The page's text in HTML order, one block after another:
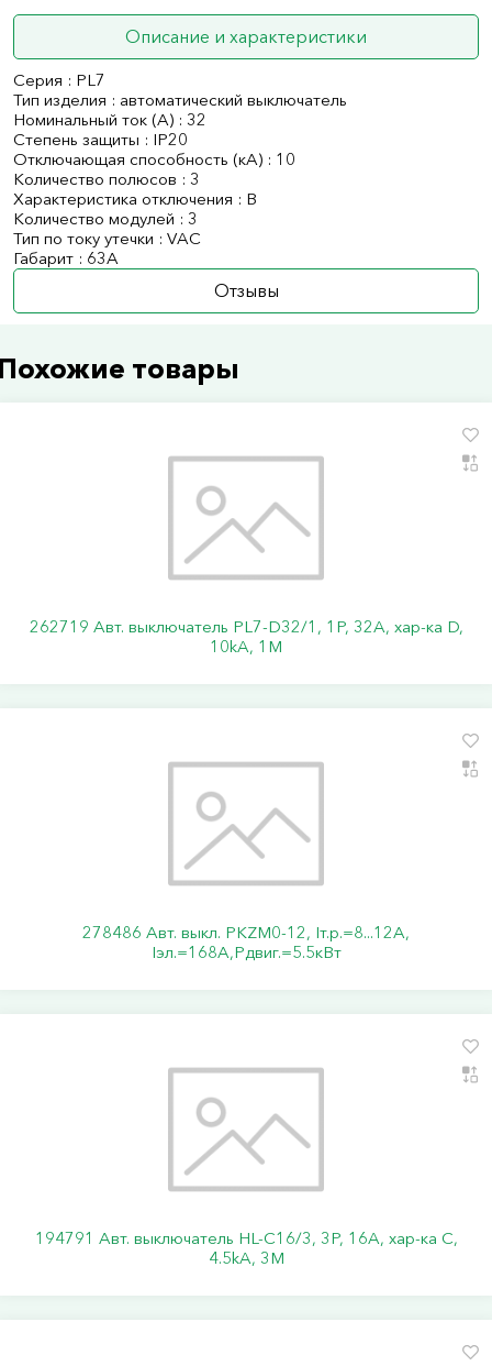
Описание и характеристики
Серия : PL7
Тип изделия : автоматический выключатель
Номинальный ток (А) : 32
Степень защиты : IP20
Отключающая способность (кА) : 10
Количество полюсов : 3
Характеристика отключения : B
Количество модулей : 3
Тип по току утечки : VAC
Габарит : 63А
Отзывы
товары
262719 Авт. выключатель PL7-D32/1, 1P, 32A, хар-ка D,
10kA, 1M
278486 Авт. выкл. PKZM0-12, Iт.р.=8...12А,
Iэл.=168А,Pдвиг.=5.5кВт
194791 Авт. выключатель HL-C16/3, 3P, 16A, хар-ка C,
4.5kA, 3M